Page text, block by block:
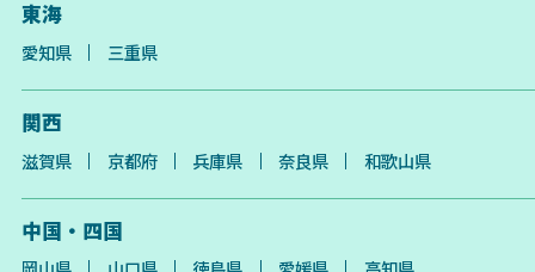
東海
愛知県 三重県
関西
滋賀県 京都府 兵庫県 奈良県 和歌山県
中国・四国